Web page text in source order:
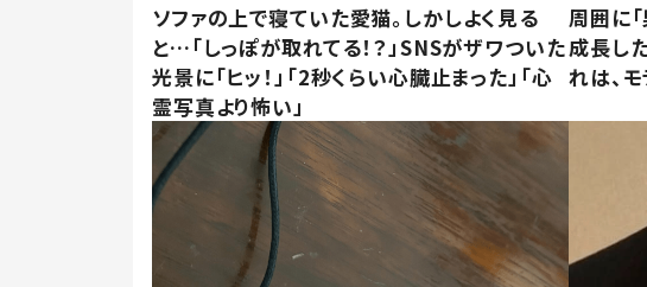
ソファの上で寝ていた愛猫。しかしよく見る
と…「しっぽが取れてる！？」SNSがザワついた
光景に「ヒッ！」「2秒くらい心臓止まった」「心
霊写真より怖い」
周囲に
成長し
れは、